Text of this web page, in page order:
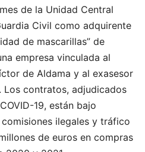
de la Unidad Central
Civil como adquirente
de mascarillas” de
empresa vinculada al
de Aldama y al exasesor
Los contratos, adjudicados
19, están bajo
ilegales y tráfico
de euros en compras